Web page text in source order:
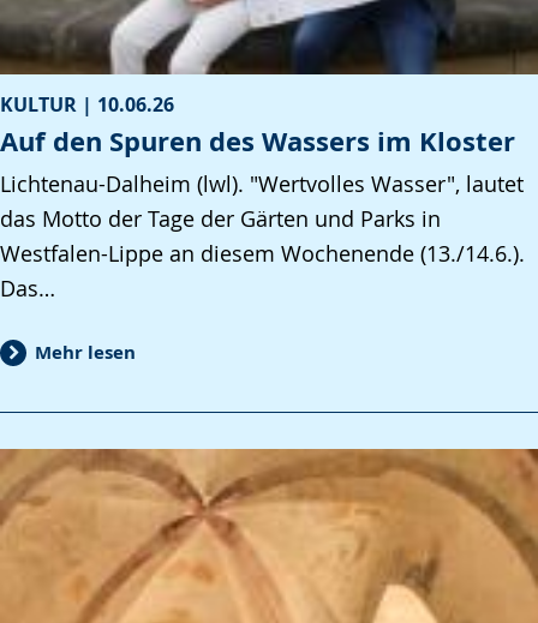
KULTUR | 10.06.26
Auf den Spuren des Wassers im Kloster
Lichtenau-Dalheim (lwl). "Wertvolles Wasser", lautet
das Motto der Tage der Gärten und Parks in
Westfalen-Lippe an diesem Wochenende (13./14.6.).
Das…
Mehr lesen